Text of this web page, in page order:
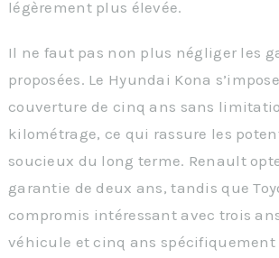
légèrement plus élevée.
Il ne faut pas non plus négliger les
proposées. Le Hyundai Kona
couverture de cinq ans sans
kilométrage, ce qui rassure les
soucieux du long terme. Renault
garantie de deux ans, tandis que
compromis intéressant avec trois
véhicule et cinq ans spécifiquement